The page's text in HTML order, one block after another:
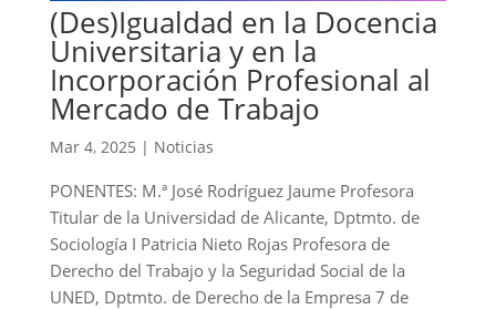
(Des)Igualdad en la Docencia
Universitaria y en la
Incorporación Profesional al
Mercado de Trabajo
Mar 4, 2025 | Noticias
PONENTES: M.ª José Rodríguez Jaume Profesora
Titular de la Universidad de Alicante, Dptmto. de
Sociología I Patricia Nieto Rojas Profesora de
Derecho del Trabajo y la Seguridad Social de la
UNED, Dptmto. de Derecho de la Empresa 7 de